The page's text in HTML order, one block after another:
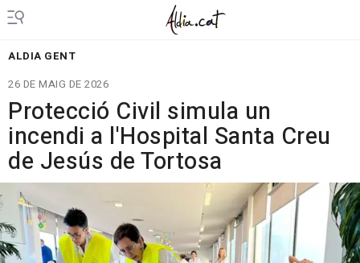
ALDIA GENT
26 DE MAIG DE 2026
Protecció Civil simula un
incendi a l'Hospital Santa Creu
de Jesús de Tortosa